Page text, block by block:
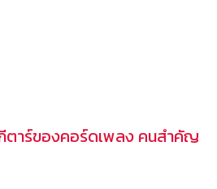
ตาร์ของคอร์ดเพลง คนสำคัญ